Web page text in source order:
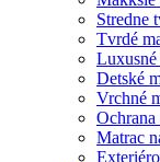
Stredne
Tvrdé
Luxusné
Detské
Vrchné
Ochrana
Matrac